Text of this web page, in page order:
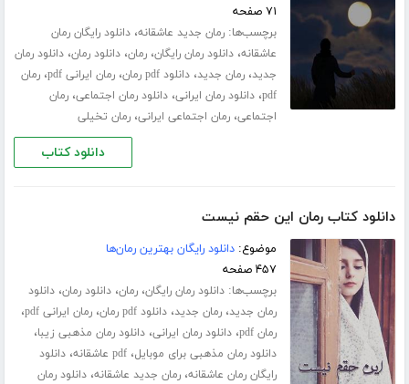
۷۱ صفحه
برچسب‌ها:رمان جدید عاشقانه،دانلود رایگان رمان
عاشقانه،دانلود رمان رایگان،رمان،دانلود رمان،دانلود رمان
جدید،رمان جدید،دانلود pdf رمان ،رمان ایرانی pdf ،رمان
pdf،دانلود رمان ایرانی،دانلود رمان اجتماعی،رمان
اجتماعی،رمان اجتماعی ایرانی،رمان تخیلی
دانلود کتاب
دانلود کتاب رمان این حقم نیست
موضوع:دانلود رایگان بهترین رمان‌ها
۴۵۷ صفحه
برچسب‌ها:دانلود رمان رایگان،رمان،دانلود رمان،دانلود
رمان جدید،رمان جدید،دانلود pdf رمان ،رمان ایرانی pdf ،
رمان pdf ،دانلود رمان ایرانی،دانلود رمان مذهبی زیبا،
دانلود رمان مذهبی برای موبایل،pdf عاشقانه ،دانلود
رایگان رمان عاشقانه،رمان جدید عاشقانه،دانلود رمان